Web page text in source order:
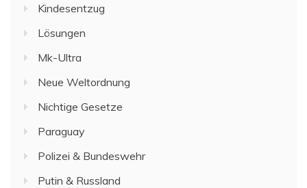
Kindesentzug
Lösungen
Mk-Ultra
Neue Weltordnung
Nichtige Gesetze
Paraguay
Polizei & Bundeswehr
Putin & Russland